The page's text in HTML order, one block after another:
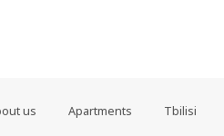
us Apartments Tbilisi